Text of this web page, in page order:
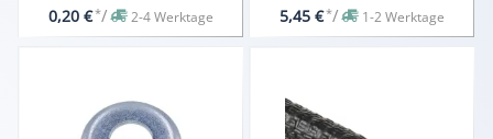
0,20 €*/ 2-4 Werktage 5,45 €*/ 1-2 Werktage